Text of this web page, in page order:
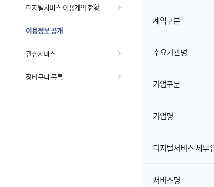
디지털서비스 이용계약 현황
이용정보 공개
관심서비스
장바구니 목록
계약구분
수요기관명
기업구분
기업명
디지털서비스 세부
서비스명